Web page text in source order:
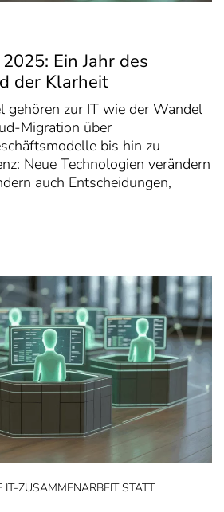
Ein Jahr des
der Klarheit
gehören zur IT wie der Wandel
Migration über
bis hin zu
Neue Technologien verändern
auch Entscheidungen,
IT-ZUSAMMENARBEIT STATT